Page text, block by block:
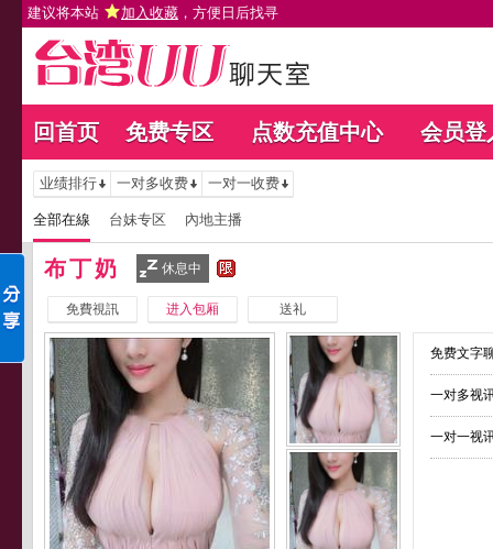
建议将本站 加入收藏 ，方便日后找寻
回首页 免费专区 点数充值中心 会员登
业绩排行 一对多收费 一对一收费
全部在線 台妹专区 內地主播
布丁奶 休息中
免費視訊 进入包厢 送礼
免费文字
一对多视
一对一视